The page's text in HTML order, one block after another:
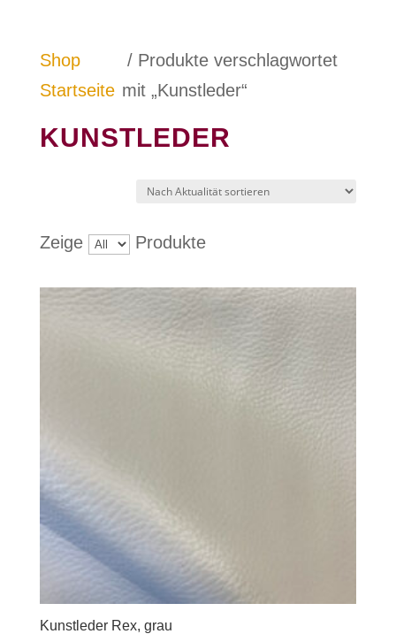
Shop
Startseite
/ Produkte verschlagwortet
mit „Kunstleder“
KUNSTLEDER
Zeige Produkte
Kunstleder Rex, grau